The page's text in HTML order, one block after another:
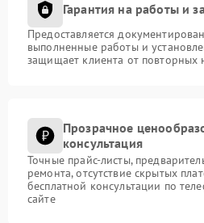
Гарантия на работы и
Предоставляется
выполненные работы и
защищает клиента от повторных
Прозрачное
консультация
Точные прайс-листы,
ремонта, отсутствие скрытых
бесплатной консультации по
сайте